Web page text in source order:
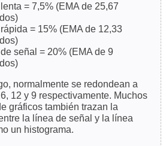
= 7,5% (EMA de 25,67
= 15% (EMA de 12,33
señal = 20% (EMA de 9
normalmente se redondean a
12 y 9 respectivamente. Muchos
gráficos también trazan la
la línea de señal y la línea
un histograma.